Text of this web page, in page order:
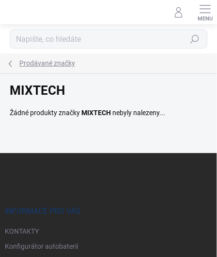
Hledat
Prodávané značky
MIXTECH
Žádné produkty značkyMIXTECH nebyly nalezeny...
INFORMACE PRO VÁS
KONTAKTY
Konfigurátor autobaterií